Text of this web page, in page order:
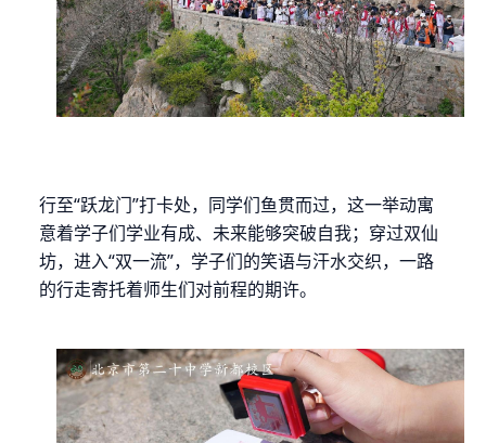
行至“跃龙门”打卡处，同学们鱼贯而过，这一举动寓
意着学子们学业有成、未来能够突破自我；穿过双仙
坊，进入“双一流”，学子们的笑语与汗水交织，一路
的行走寄托着师生们对前程的期许。